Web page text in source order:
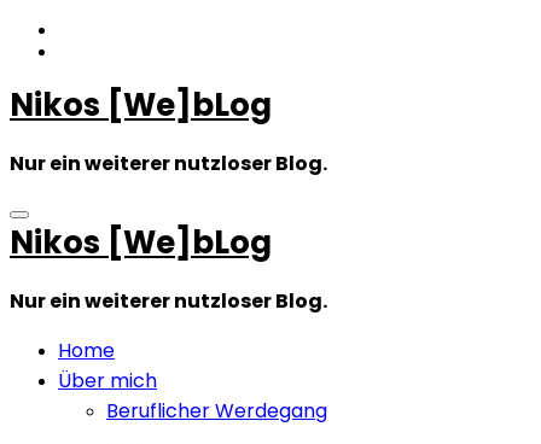
Zum
Inhalt
Nikos [We]bLog
Nur ein weiterer nutzloser Blog.
Nikos [We]bLog
Nur ein weiterer nutzloser Blog.
Home
Über mich
Beruflicher Werdegang